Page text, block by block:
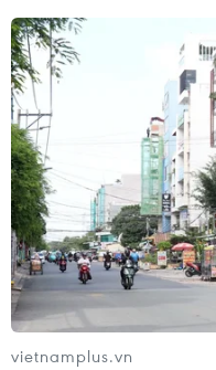
Mỹ: Cháy rừng bùng
65.000 người phải sơ
04/08/2026 07:51
vietnamplus.vn